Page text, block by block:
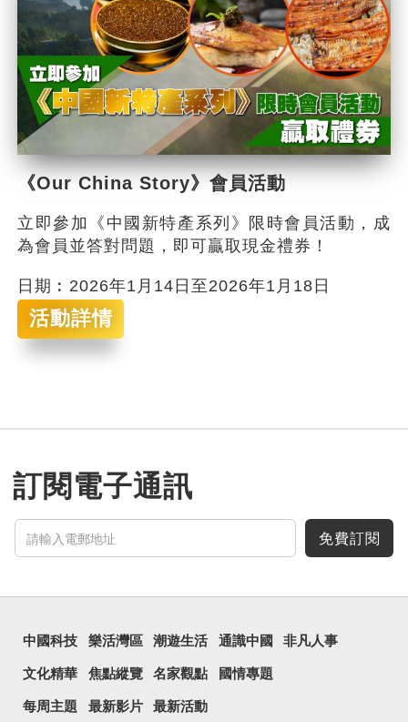
《Our China Story》會員活動
立即參加《中國新特產系列》限時會員活動，成
為會員並答對問題，即可贏取現金禮券！
日期︰2026年1月14日至2026年1月18日
活動詳情
訂閱電子通訊
免費訂閱
中國科技 樂活灣區 潮遊生活 通識中國 非凡人事
文化精華 焦點縱覽 名家觀點 國情專題
每周主題 最新影片 最新活動